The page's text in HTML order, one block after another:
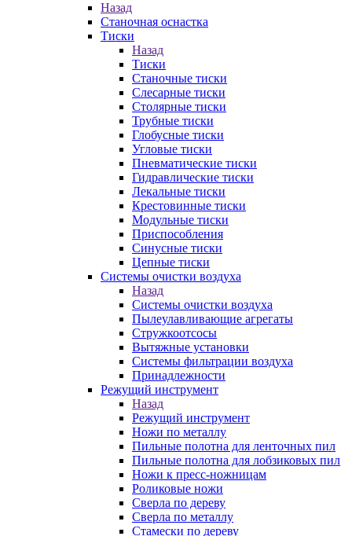
Назад
Станочная оснастка
Тиски
Назад
Тиски
Станочные тиски
Слесарные тиски
Столярные тиски
Трубные тиски
Глобусные тиски
Угловые тиски
Пневматические тиски
Гидравлические тиски
Лекальные тиски
Крестовинные тиски
Модульные тиски
Приспособления
Синусные тиски
Цепные тиски
Системы очистки воздуха
Назад
Системы очистки воздуха
Пылеулавливающие агрегаты
Стружкоотсосы
Вытяжные установки
Системы фильтрации воздуха
Принадлежности
Режущий инструмент
Назад
Режущий инструмент
Ножи по металлу
Пильные полотна для ленточных пил
Пильные полотна для лобзиковых пил
Ножи к пресс-ножницам
Роликовые ножи
Сверла по дереву
Сверла по металлу
Стамески по дереву